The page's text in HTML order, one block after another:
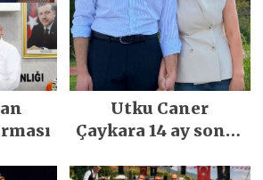
Utku Caner
Çaykara 14 ay sonra
kavuştu